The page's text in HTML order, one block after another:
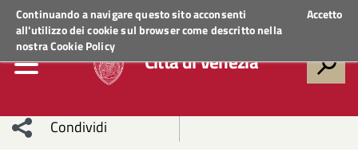
Continuando a navigare questo sito acconsenti
all'utilizzo dei cookie sul browser come descritto nella
nostraCookie Policy
Accetto
Regione VenetoACCEDI AI SERVIZI
Città di Venezia
Condividi